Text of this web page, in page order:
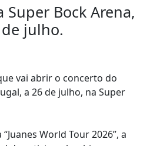
Super Bock Arena,
julho.
vai abrir o concerto do
a 26 de julho, na Super
World Tour 2026”, a